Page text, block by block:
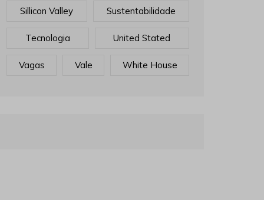
Sillicon Valley Sustentabilidade
Tecnologia United Stated
Vagas Vale White House